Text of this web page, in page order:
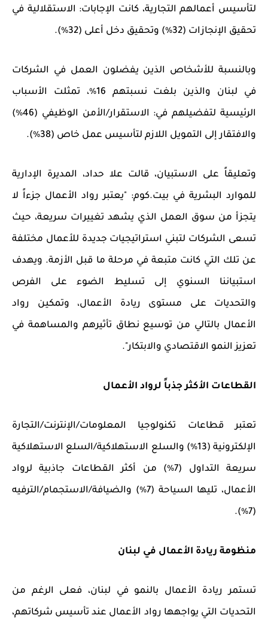
لتأسيس أعمالهم التجارية، كانت الإجابات: الاستقلالية في
تحقيق الإنجازات (32٪) وتحقيق دخل أعلى (32٪).
وبالنسبة للأشخاص الذين يفضلون العمل في الشركات
في لبنان والذين بلغت نسبتهم 16٪، تمثلت الأسباب
الرئيسية لتفضيلهم في: الاستقرار/الأمن الوظيفي (46٪)
والافتقار إلى التمويل اللازم لتأسيس عمل خاص (38٪).
وتعليقاً على الاستبيان، قالت علا حداد، المديرة الإدارية
للموارد البشرية في بيت.كوم: "يعتبر رواد الأعمال جزءاً لا
يتجزأ من سوق العمل الذي يشهد تغييرات سريعة، حيث
تسعى الشركات لتبني استراتيجيات جديدة للأعمال مختلفة
عن تلك التي كانت متبعة في مرحلة ما قبل الأزمة. ويهدف
استبياننا السنوي إلى تسليط الضوء على الفرص
والتحديات على مستوى ريادة الأعمال، وتمكين رواد
الأعمال بالتالي من توسيع نطاق تأثيرهم والمساهمة في
تعزيز النمو الاقتصادي والابتكار".
القطاعات الأكثر جذباً لرواد الأعمال
تعتبر قطاعات تكنولوجيا المعلومات/الإنترنت/التجارة
الإلكترونية (13٪) والسلع الاستهلاكية/السلع الاستهلاكية
سريعة التداول (7٪) من أكثر القطاعات جاذبية لرواد
الأعمال، تليها السياحة (7٪) والضيافة/الاستجمام/الترفيه
(7٪).
منظومة ريادة الأعمال في لبنان
تستمر ريادة الأعمال بالنمو في لبنان، فعلى الرغم من
التحديات التي يواجهها رواد الأعمال عند تأسيس شركاتهم،